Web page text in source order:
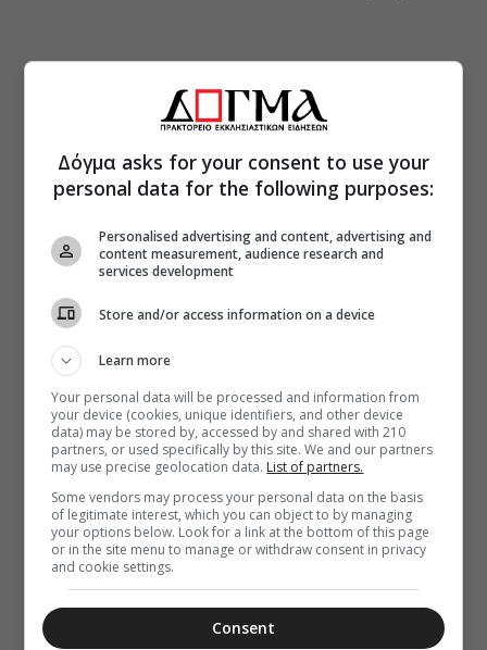
Δόγμα asks for your consent to use your
personal data for the following purposes:
Personalised advertising and content, advertising and
content measurement, audience research and
services development
Store and/or access information on a device
Learn more
Your personal data will be processed and information from
your device (cookies, unique identifiers, and other device
data) may be stored by, accessed by and shared with 210
partners, or used specifically by this site. We and our partners
may use precise geolocation data. List of partners.
Some vendors may process your personal data on the basis
of legitimate interest, which you can object to by managing
your options below. Look for a link at the bottom of this page
or in the site menu to manage or withdraw consent in privacy
and cookie settings.
Consent